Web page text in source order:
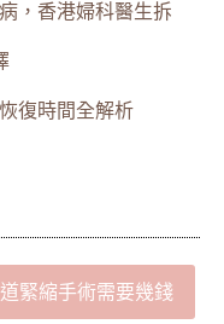
，香港婦科醫生拆
復時間全解析
緊縮手術需要幾錢